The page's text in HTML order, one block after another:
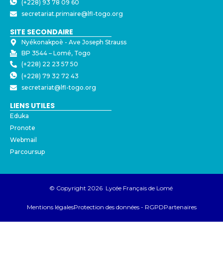
(+228) 93 78 09 60
secretariat.primaire@lfl-togo.org
SITE SECONDAIRE
Nyékonakpoè - ⁠Ave Joseph Strauss
BP 3544 – Lomé, Togo
(+228) 22 23 57 50
(+228) 79 32 72 43
secretariat@lfl-togo.org
LIENS UTILES
Eduka
Pronote
Webmail
Parcoursup
© Copyright 2026 Lycée Français de Lomé
Mentions légalesProtection des données - RGPDPartenaires